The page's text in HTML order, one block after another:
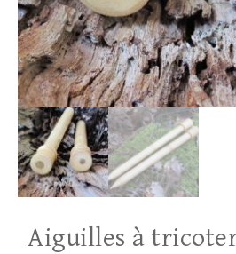
Aiguilles à